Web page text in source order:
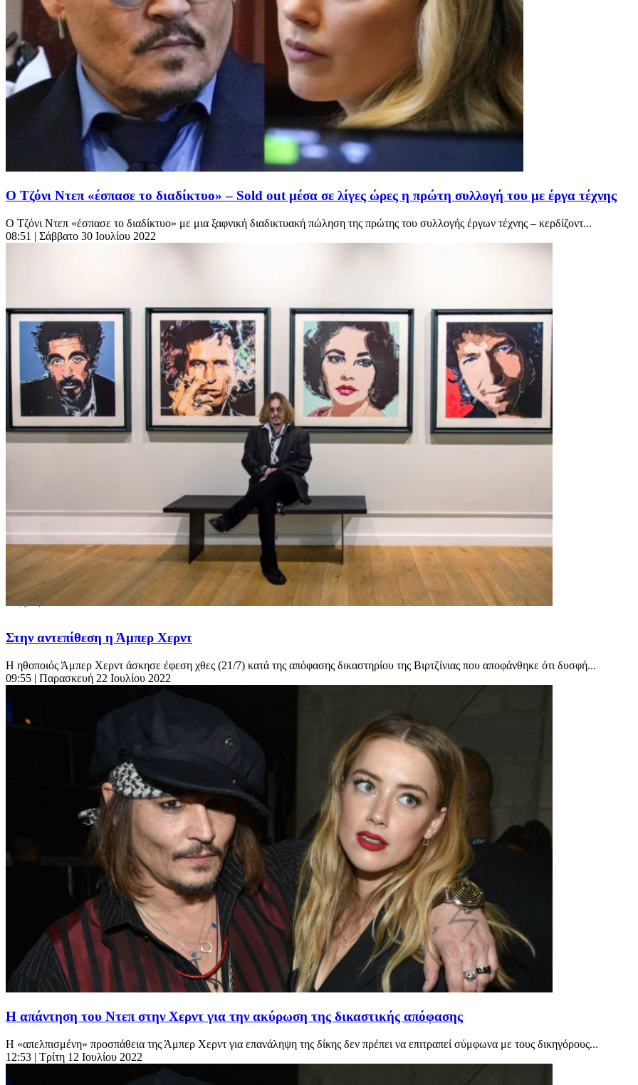
Ο Τζόνι Ντεπ «έσπασε το διαδίκτυο» – Sold out μέσα σε λίγες ώρες η πρώτη συλλογή του με έργα τέχνης
Ο Τζόνι Ντεπ «έσπασε το διαδίκτυο» με μια ξαφνική διαδικτυακή πώληση της πρώτης του συλλογής έργων τέχνης – κερδίζοντ...
08:51 | Σάββατο 30 Ιουλίου 2022
Στην αντεπίθεση η Άμπερ Χερντ
Η ηθοποιός Άμπερ Χερντ άσκησε έφεση χθες (21/7) κατά της απόφασης δικαστηρίου της Βιρτζίνιας που αποφάνθηκε ότι δυσφή...
09:55 | Παρασκευή 22 Ιουλίου 2022
Η απάντηση του Ντεπ στην Χερντ για την ακύρωση της δικαστικής απόφασης
Η «απελπισμένη» προσπάθεια της Άμπερ Χερντ για επανάληψη της δίκης δεν πρέπει να επιτραπεί σύμφωνα με τους δικηγόρους...
12:53 | Τρίτη 12 Ιουλίου 2022